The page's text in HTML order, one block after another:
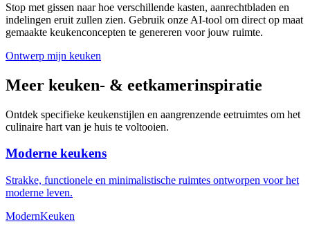
Stop met gissen naar hoe verschillende kasten, aanrechtbladen en
indelingen eruit zullen zien. Gebruik onze AI-tool om direct op maat
gemaakte keukenconcepten te genereren voor jouw ruimte.
Ontwerp mijn keuken
Meer keuken- & eetkamerinspiratie
Ontdek specifieke keukenstijlen en aangrenzende eetruimtes om het
culinaire hart van je huis te voltooien.
Moderne keukens
Strakke, functionele en minimalistische ruimtes ontworpen voor het
moderne leven.
ModernKeuken